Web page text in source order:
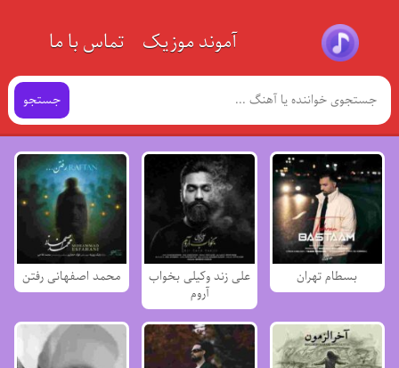
آموند موزیک تماس با ما
جستجو
بسطام تهران
علی زند وکیلی بخواب
آروم
محمد اصفهانی رفتن